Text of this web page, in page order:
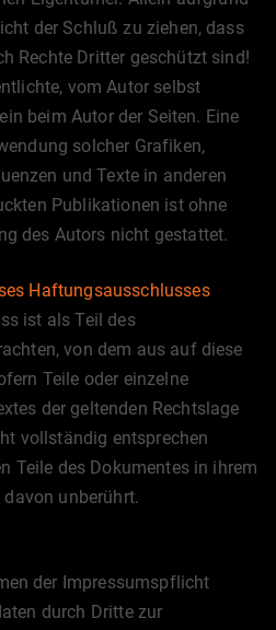
der Schluß zu ziehen, dass
Rechte Dritter geschützt sind!
vom Autor selbst
beim Autor der Seiten. Eine
solcher Grafiken,
und Texte in anderen
Publikationen ist ohne
des Autors nicht gestattet.
Haftungsausschlusses
ist als Teil des
von dem aus auf diese
Teile oder einzelne
der geltenden Rechtslage
vollständig entsprechen
Teile des Dokumentes in ihrem
unberührt.
der Impressumspflicht
durch Dritte zur